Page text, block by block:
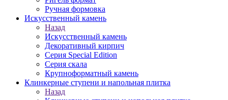
Ручная формовка
Искусственный камень
Назад
Искусственный камень
Декоративный кирпич
Серия Special Edition
Серия скала
Крупноформатный камень
Клинкерные ступени и напольная плитка
Назад